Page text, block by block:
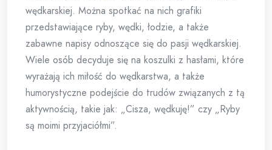
wędkarskiej. Można spotkać na nich grafiki
przedstawiające ryby, wędki, łodzie, a także
zabawne napisy odnoszące się do pasji wędkarskiej.
Wiele osób decyduje się na koszulki z hasłami, które
wyrażają ich miłość do wędkarstwa, a także
humorystyczne podejście do trudów związanych z tą
aktywnością, takie jak: „Cisza, wędkuję!” czy „Ryby
są moimi przyjaciółmi”.